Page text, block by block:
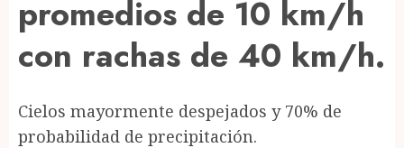
promedios de 10 km/h
con rachas de 40 km/h.
Cielos mayormente despejados y 70% de
probabilidad de precipitación.